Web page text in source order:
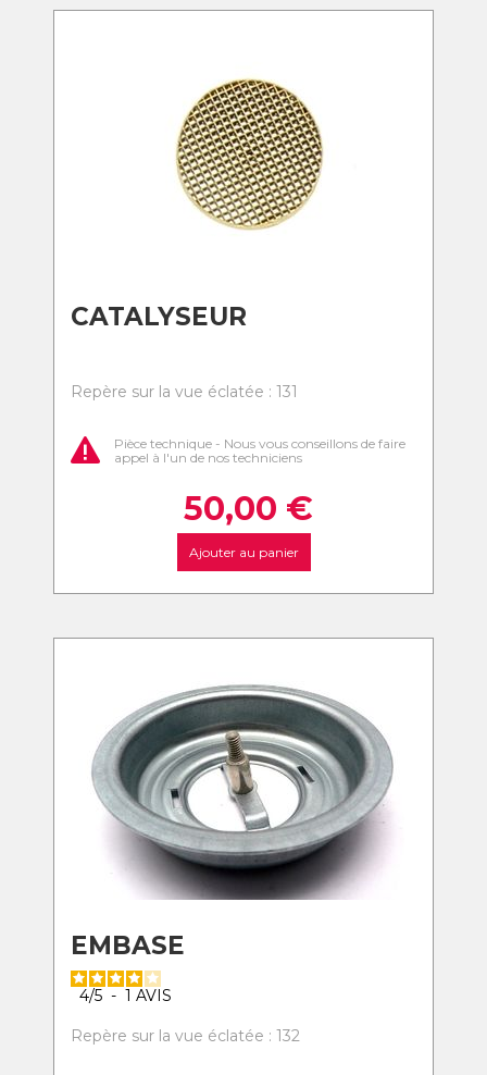
CATALYSEUR
Repère sur la vue éclatée : 131
Pièce technique - Nous vous conseillons de faire
appel à l'un de nos techniciens
50,00 €
Ajouter au panier
EMBASE
4/5 - 1 AVIS
Repère sur la vue éclatée : 132